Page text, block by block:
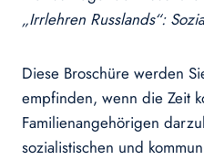
„Irrlehren Russlands“:
Diese Broschüre werden
empfinden, wenn die Zeit
Familienangehörigen
sozialistischen und